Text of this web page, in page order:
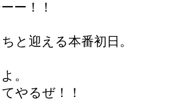
ー！！
と迎える本番初日。
。
やるぜ！！